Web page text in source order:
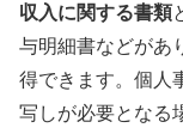
収入に関する書類
与明細書などがあ
得できます。個人
写しが必要となる